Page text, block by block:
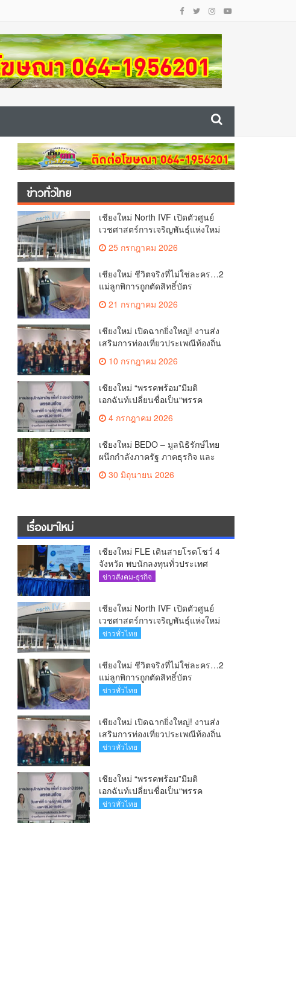
ข่าวทั่วไทย
เชียงใหม่ North IVF เปิดตัวศูนย์
เวชศาสตร์การเจริญพันธุ์แห่งใหม่
ยกระดับเชียงใหม่สู่ ศูนย์กลางการ
รักษาผู้มีบุตรยากของภูมิภาค(คลิป)
25 กรกฎาคม 2026
เชียงใหม่ ชีวิตจริงที่ไม่ใช่ละคร…2
แม่ลูกพิการถูกตัดสิทธิ์บัตร
สวัสดิการฯ วอนรัฐทบทวนเกณฑ์
ช่วยคนจน(คลิป)
21 กรกฎาคม 2026
เชียงใหม่ เปิดฉากยิ่งใหญ่! งานส่ง
เสริมการท่องเที่ยวประเพณีท้องถิ่น
วิถีชาติพันธุ์ล้านนา(คลิป)
10 กรกฎาคม 2026
เชียงใหม่ “พรรคพร้อม”มีมติ
เอกฉันท์เปลี่ยนชื่อเป็น“พรรค
ศรัทธา”ดึง“มาร์ค พิตบูล”นำทัพ
กรรมการบริหารชุดใหม่(คลิป)
4 กรกฎาคม 2026
เชียงใหม่ BEDO – มูลนิธิรักษ์ไทย
ผนึกกำลังภาครัฐ ภาคธุรกิจ และ
ชุมชน เปิดเวที “Nature Positive”
เสริมพลังชุมชนผู้พิทักษ์ป่าต้นน้ำ
30 มิถุนายน 2026
เรื่องมาใหม่
เชียงใหม่ FLE เดินสายโรดโชว์ 4
จังหวัด พบนักลงทุนทั่วประเทศ
ตอกย้ำศักยภาพผู้นำธุรกิจระบบน้ำ
ข่าวสังคม-ธุรกิจ
เชียงใหม่ North IVF เปิดตัวศูนย์
เวชศาสตร์การเจริญพันธุ์แห่งใหม่
ยกระดับเชียงใหม่สู่ ศูนย์กลางการ
ข่าวทั่วไทย
เชียงใหม่ ชีวิตจริงที่ไม่ใช่ละคร…2
แม่ลูกพิการถูกตัดสิทธิ์บัตร
สวัสดิการฯ วอนรัฐทบทวนเกณฑ์
ข่าวทั่วไทย
เชียงใหม่ เปิดฉากยิ่งใหญ่! งานส่ง
เสริมการท่องเที่ยวประเพณีท้องถิ่น
วิถีชาติพันธุ์ล้านนา(คลิป)
ข่าวทั่วไทย
เชียงใหม่ “พรรคพร้อม”มีมติ
เอกฉันท์เปลี่ยนชื่อเป็น“พรรค
ศรัทธา”ดึง“มาร์ค พิตบูล”นำทัพ
ข่าวทั่วไทย